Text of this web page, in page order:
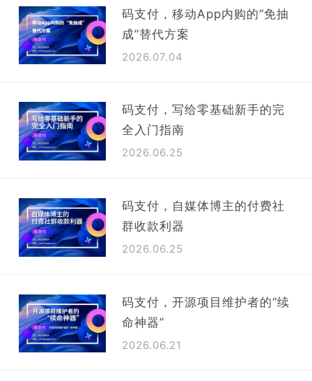
码支付，移动App内购的“免抽
成”替代方案
2026.07.04
码支付，写给零基础新手的完
全入门指南
2026.06.25
码支付，自媒体博主的付费社
群收款利器
2026.06.25
码支付，开源项目维护者的“续
命神器”
2026.06.21